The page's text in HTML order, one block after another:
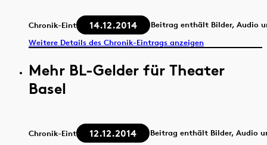
Chronik-Eintrag 14.12.2014
Beitrag enthält Bilder, Audio
Weitere Details des Chronik-Eintrags anzeigen
Mehr BL-Gelder für Theater
Basel
Chronik-Eintrag 12.12.2014
Beitrag enthält Bilder, Audio